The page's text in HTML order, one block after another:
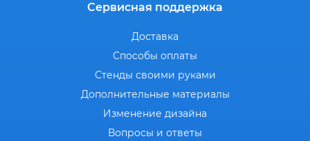
Сервисная поддержка
Доставка
Способы оплаты
Стенды своими руками
Дополнительные материалы
Изменение дизайна
Вопросы и ответы